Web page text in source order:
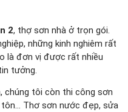
2, thợ sơn nhà ở trọn gói.
những kinh nghiêm rất
là đơn vị được rất nhiều
tưởng.
, chúng tôi còn thi công sơn
tôn… Thơ sơn nước đẹp, sửa